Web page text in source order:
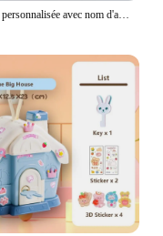
Tirelire personnalisée avec nom d'animaux safari arc-en-ciel pour enfants, tirelire en bois, caisse de collection de pièces de monnaie, cadeau pour enfants